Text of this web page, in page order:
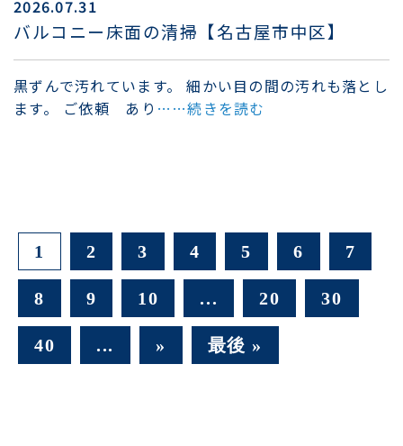
2026.07.31
バルコニー床面の清掃【名古屋市中区】
黒ずんで汚れています。 細かい目の間の汚れも落とし
ます。 ご依頼 あり ……続きを読む
1 2 3 4 5 6 7
8 9 10 ... 20 30
40 ... » 最後 »